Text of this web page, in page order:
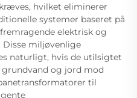
hvilket eliminerer
systemer baseret på
elektrisk og
Disse miljøvenlige
naturligt, hvis de utilsigtet
grundvand og jord mod
til